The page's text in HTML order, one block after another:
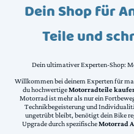
Dein Shop für
Teile und
Dein ultimativer Experten-Shop:
Willkommen bei deinem Experten für
du hochwertigeMotorradteile
Motorrad ist mehr als nur ein
Technikbegeisterung und
ungetrübt bleibt, benötigt dein Bike
Upgrade durch spezifischeMotorrad